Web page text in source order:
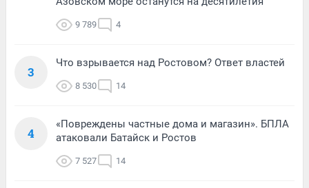
9 789 4
3
Что взрывается над Ростовом? Ответ властей
8 530 14
4
«Повреждены частные дома и магазин». БПЛА
атаковали Батайск и Ростов
7 527 14